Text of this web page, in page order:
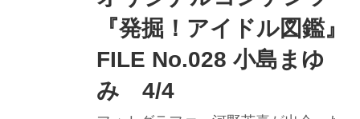
『発掘！アイドル図鑑』
FILE No.028 小島まゆ
み 4/4